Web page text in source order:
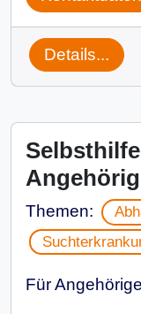
Details...
Themen:
Für Angehörige